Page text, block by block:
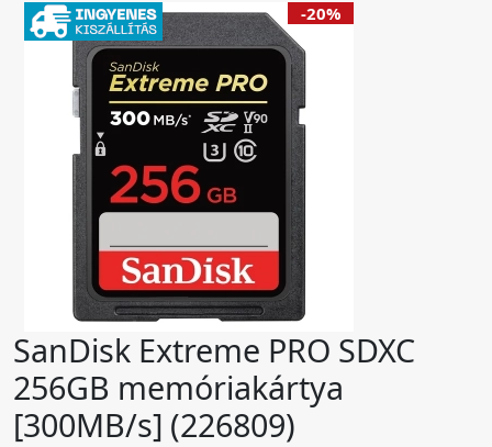
-20%
SanDisk Extreme PRO SDXC
256GB memóriakártya
[300MB/s] (226809)